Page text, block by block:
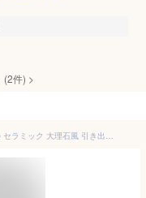
(2件) >
【楽天3位】センターテーブル ローテーブル セラミック 大理石風 引き出し 幅100cm 幅120cm 円形 楕円 収納 組立簡単 高級感 モダン 艶 鏡面 石目調 傷に強い お手入れ簡単 おしゃれ かわいい 北欧 セット 2個 省スペース 一人暮らし リビング 送料無料